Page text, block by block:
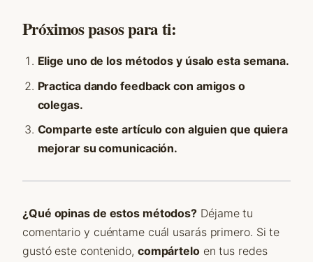
Próximos pasos para ti:
Elige uno de los métodos y úsalo esta semana.
Practica dando feedback con amigos o
colegas.
Comparte este artículo con alguien que quiera
mejorar su comunicación.
¿Qué opinas de estos métodos? Déjame tu
comentario y cuéntame cuál usarás primero. Si te
gustó este contenido, compárteloen tus redes